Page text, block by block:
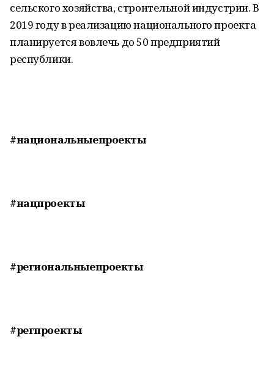
сельского хозяйства, строительной индустрии. В
2019 году в реализацию национального проекта
планируется вовлечь до 50 предприятий
республики.
#национальныепроекты
#нацпроекты
#региональныепроекты
#регпроекты